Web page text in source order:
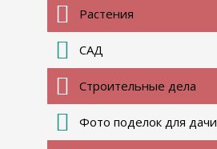
Растения
САД
Строительные дела
Фото поделок для дачи